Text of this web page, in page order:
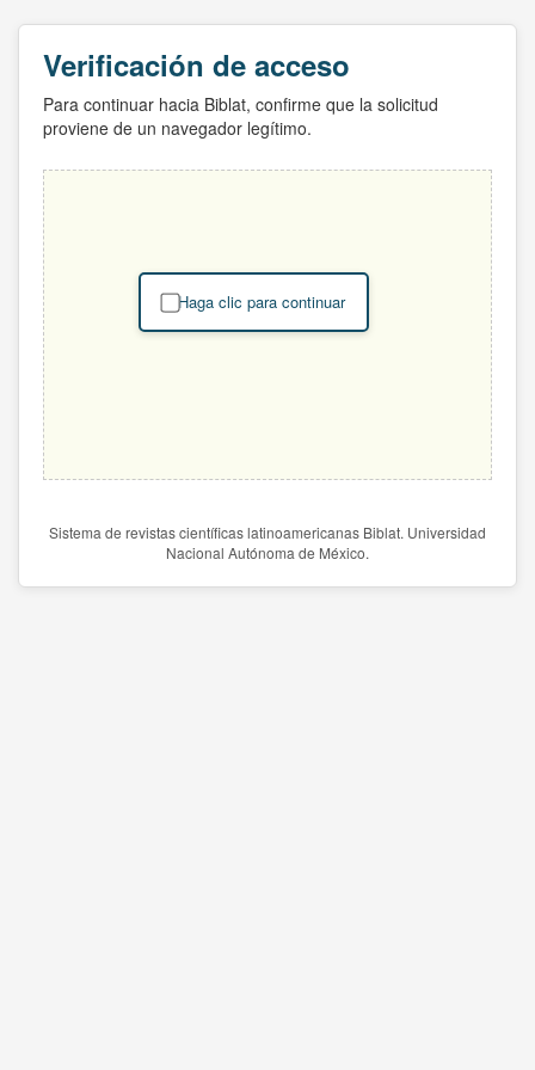
Verificación de acceso
Para continuar hacia Biblat, confirme que la solicitud
proviene de un navegador legítimo.
Haga clic para continuar
Sistema de revistas científicas latinoamericanas Biblat. Universidad
Nacional Autónoma de México.